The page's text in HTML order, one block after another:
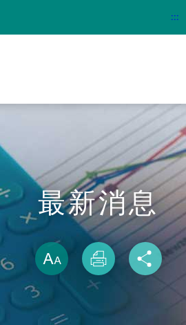
:::
最新消息
放大
列印 分享